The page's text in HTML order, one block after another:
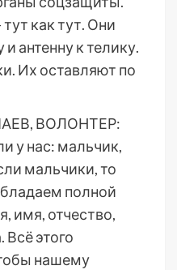
как тут. Они
антенну к телику.
Их оставляют по
ВОЛОНТЕР:
у нас: мальчик,
мальчики, то
полной
имя, отчество,
Всё этого
нашему